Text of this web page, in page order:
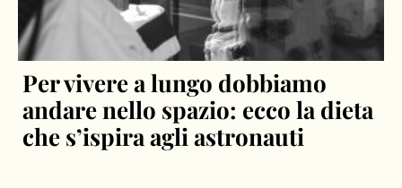
Per vivere a lungo dobbiamo
andare nello spazio: ecco la dieta
che s’ispira agli astronauti